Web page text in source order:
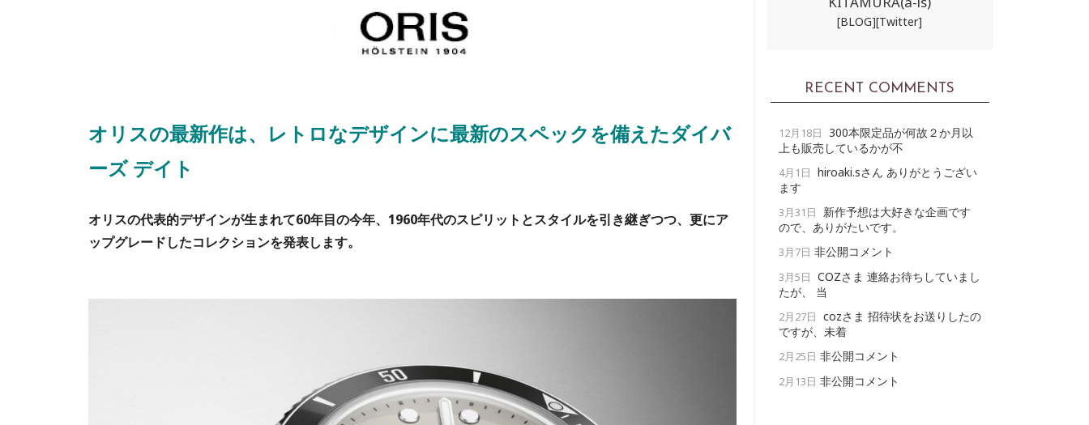
オリスの最新作は、レトロなデザインに最新のスペックを備えたダイバ
ーズ デイト
オリスの代表的デザインが生まれて60年目の今年、1960年代のスピリットとスタイルを引き継ぎつつ、更にア
ップグレードしたコレクションを発表します。
[BLOG][Twitter]
RECENT COMMENTS
12月18日 300本限定品が何故２か月以
上も販売しているかが不
4月1日 hiroaki.sさん ありがとうござい
ます
3月31日
新作予想は大好きな企画です
ので、ありがたいです。
3月7日 非公開コメント
3月5日 COZさま 連絡お待ちしていまし
たが、 当
2月27日 cozさま 招待状をお送りしたの
ですが、未着
2月25日 非公開コメント
2月13日 非公開コメント